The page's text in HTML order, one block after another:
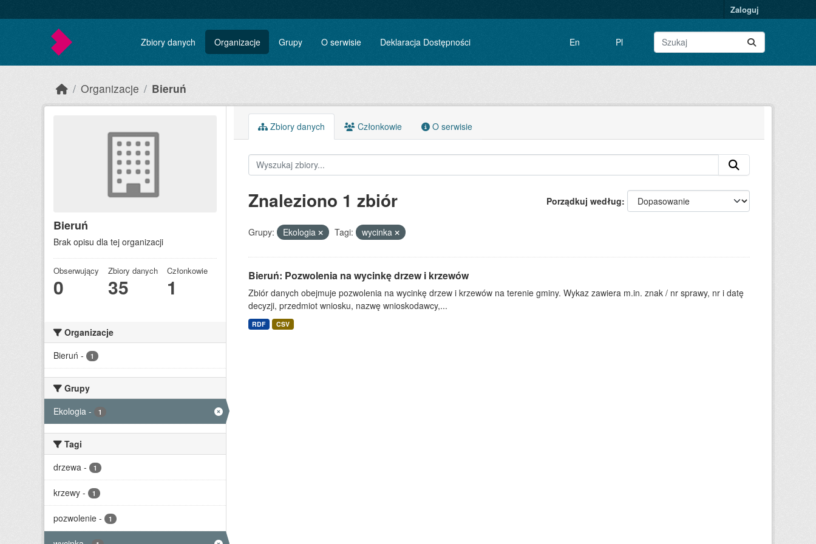
Zaloguj
Zbiory danych Organizacje Grupy O serwisie Deklaracja Dostępności En Pl
Organizacje Bieruń
Bieruń
Brak opisu dla tej organizacji
Obserwujący
0
Zbiory danych
35
Członkowie
1
Organizacje
Bieruń - 1
Grupy
Ekologia - 1
Tagi
drzewa - 1
krzewy - 1
pozwolenie - 1
Zbiory danych Członkowie O serwisie
Porządkuj według
Znaleziono 1 zbiór
Grupy: Ekologia Tagi: wycinka
Bieruń: Pozwolenia na wycinkę drzew i krzewów
Zbiór danych obejmuje pozwolenia na wycinkę drzew i krzewów na terenie gminy. Wykaz zawiera m.in. znak / nr sprawy, nr i datę
decyzji, przedmiot wniosku, nazwę wnioskodawcy,...
RDF CSV